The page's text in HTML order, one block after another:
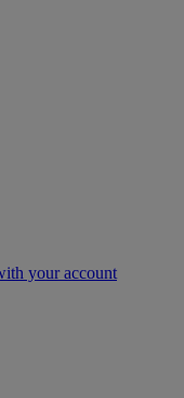
your account